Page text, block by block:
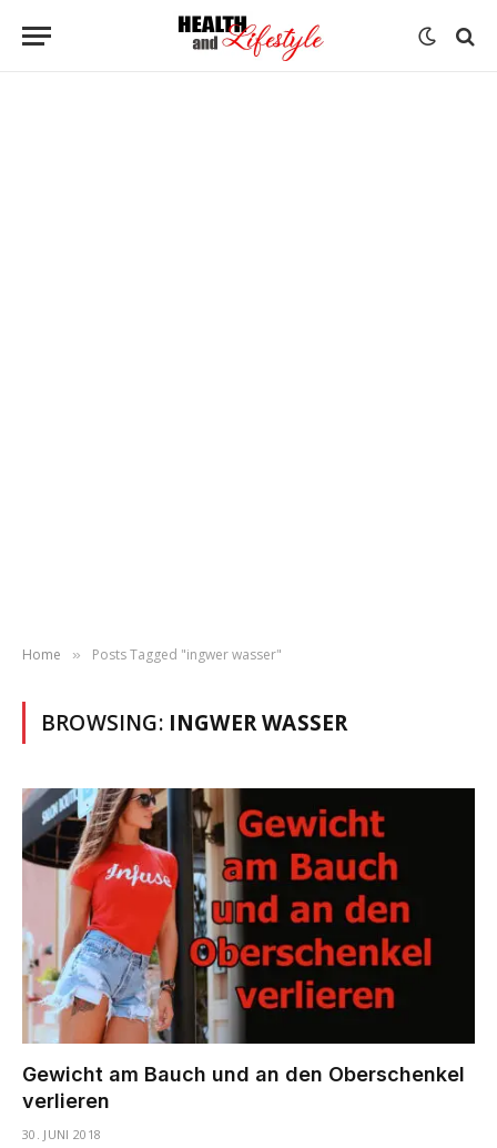
Home » Posts Tagged "ingwer wasser"
BROWSING: INGWER WASSER
Gewicht am Bauch und an den Oberschenkel
verlieren
30. JUNI 2018